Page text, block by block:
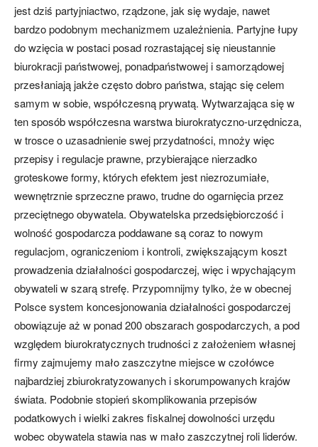
jest dziś partyjniactwo, rządzone, jak się wydaje, nawet
bardzo podobnym mechanizmem uzależnienia. Partyjne łupy
do wzięcia w postaci posad rozrastającej się nieustannie
biurokracji państwowej, ponadpaństwowej i samorządowej
przesłaniają jakże często dobro państwa, stając się celem
samym w sobie, współczesną prywatą. Wytwarzająca się w
ten sposób współczesna warstwa biurokratyczno-urzędnicza,
w trosce o uzasadnienie swej przydatności, mnoży więc
przepisy i regulacje prawne, przybierające nierzadko
groteskowe formy, których efektem jest niezrozumiałe,
wewnętrznie sprzeczne prawo, trudne do ogarnięcia przez
przeciętnego obywatela. Obywatelska przedsiębiorczość i
wolność gospodarcza poddawane są coraz to nowym
regulacjom, ograniczeniom i kontroli, zwiększającym koszt
prowadzenia działalności gospodarczej, więc i wpychającym
obywateli w szarą strefę. Przypomnijmy tylko, że w obecnej
Polsce system koncesjonowania działalności gospodarczej
obowiązuje aż w ponad 200 obszarach gospodarczych, a pod
względem biurokratycznych trudności z założeniem własnej
firmy zajmujemy mało zaszczytne miejsce w czołówce
najbardziej zbiurokratyzowanych i skorumpowanych krajów
świata. Podobnie stopień skomplikowania przepisów
podatkowych i wielki zakres fiskalnej dowolności urzędu
wobec obywatela stawia nas w mało zaszczytnej roli liderów.